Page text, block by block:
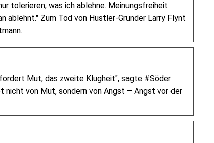
tolerieren, was ich ablehne. Meinungsfreiheit
ablehnt." Zum Tod von Hustler-Gründer Larry Flynt
Mut, das zweite Klugheit", sagte #Söder
nicht von Mut, sondern von Angst – Angst vor der